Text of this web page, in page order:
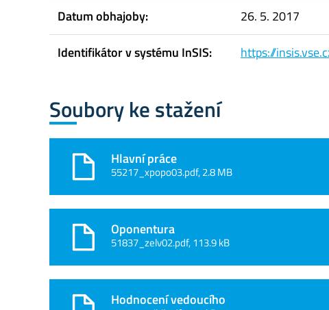
Datum obhajoby:
26. 5. 2017
Identifikátor v systému InSIS:
https://
Soubory ke stažení
Hlavní práce
55217_xpopo03.pdf, 2.8 MB
Oponentura
51837_zelv02.pdf, 113.9 kB
Hodnocení vedoucího